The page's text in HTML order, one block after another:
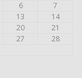
6
7
13
14
20
21
27
28